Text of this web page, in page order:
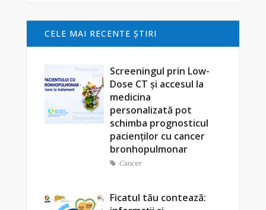
CELE MAI RECENTE ŞTIRI
Screeningul prin Low-
Dose CT și accesul la
medicina
personalizată pot
schimba prognosticul
pacienților cu cancer
bronhopulmonar
Cancer
Ficatul tău contează: